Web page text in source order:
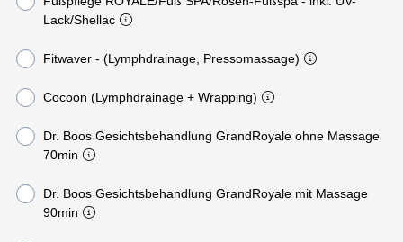
Lack/Shellac
Fitwaver - (Lymphdrainage, Pressomassage)
Cocoon (Lymphdrainage + Wrapping)
Dr. Boos Gesichtsbehandlung GrandRoyale ohne Massage
70min
Dr. Boos Gesichtsbehandlung GrandRoyale mit Massage
90min